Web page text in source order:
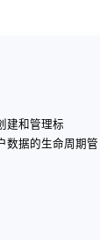
建和管理标
据的生命周期管